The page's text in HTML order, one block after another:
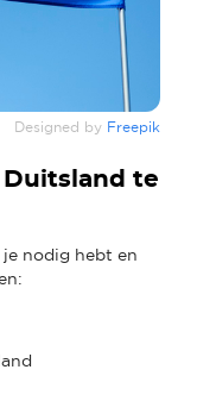
Designed by Freepik
te
nodig hebt en